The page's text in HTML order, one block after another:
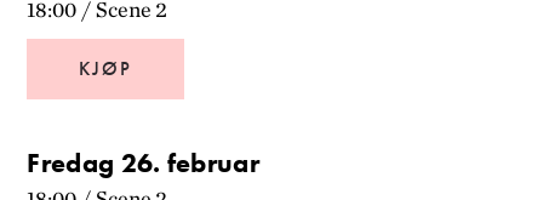
18:00 / Scene 2
KJØP
Fredag 26. februar